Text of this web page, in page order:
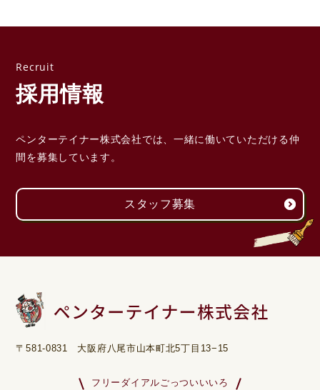
採用情報
ペンターテイナー株式会社では、一緒に働いていただける仲
間を募集しています。
スタッフ募集
〒581-0831 大阪府八尾市山本町北5丁目13−15
フリーダイアルごっついいいろ